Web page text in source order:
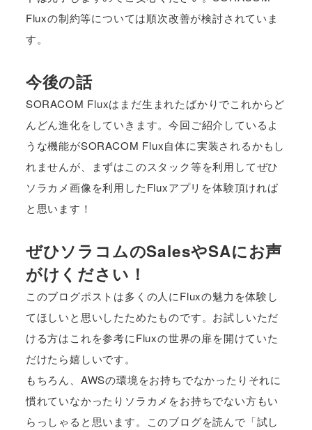
Fluxの制約等については順次改善が検討されていま
す。
今後の話
SORACOM Fluxはまだ生まれたばかりでこれからど
んどん進化をしていきます。今回ご紹介しているよ
うな機能がSORACOM Flux自体に実装されるかもし
れませんが、まずはこのスタック等を利用してぜひ
ソラカメ画像を利用したFluxアプリを体験頂ければ
と思います！
ぜひソラコムのSalesやSAにお声
がけください！
このブログポストは多くの人にFluxの魅力を体験し
てほしいと思いしたためたものです。お試しいただ
ける方はこれを参考にFluxの世界の扉を開けていた
だけたら嬉しいです。
もちろん、AWSの環境をお持ちでなかったりそれに
慣れていなかったりソラカメをお持ちでない方もい
らっしゃると思います。このブログを読んで「試し